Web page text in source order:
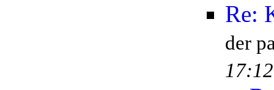
Re:
der
17:12